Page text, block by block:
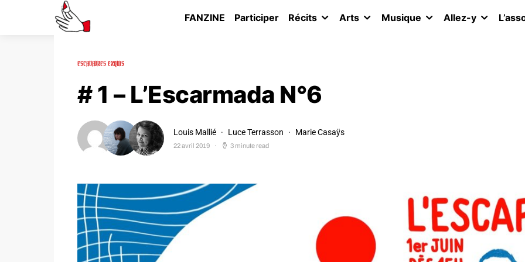
FANZINE Participer Récits Arts Musique Allez-y
ESCADAVRES EXQUIS
# 1 – L’Escarmada N°6
Louis Mallié Luce Terrasson Marie Casaÿs
22 avril 2019 3 minute read